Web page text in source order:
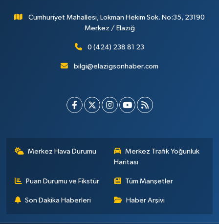
Cumhuriyet Mahallesi, Lokman Hekim Sok. No:35, 23190
Merkez / Elazığ
0 (424) 238 81 23
bilgi@elazigsonhaber.com
Merkez Hava Durumu
Merkez Trafik Yoğunluk
Haritası
Puan Durumu ve Fikstür Tüm Manşetler
Son Dakika Haberleri Haber Arşivi